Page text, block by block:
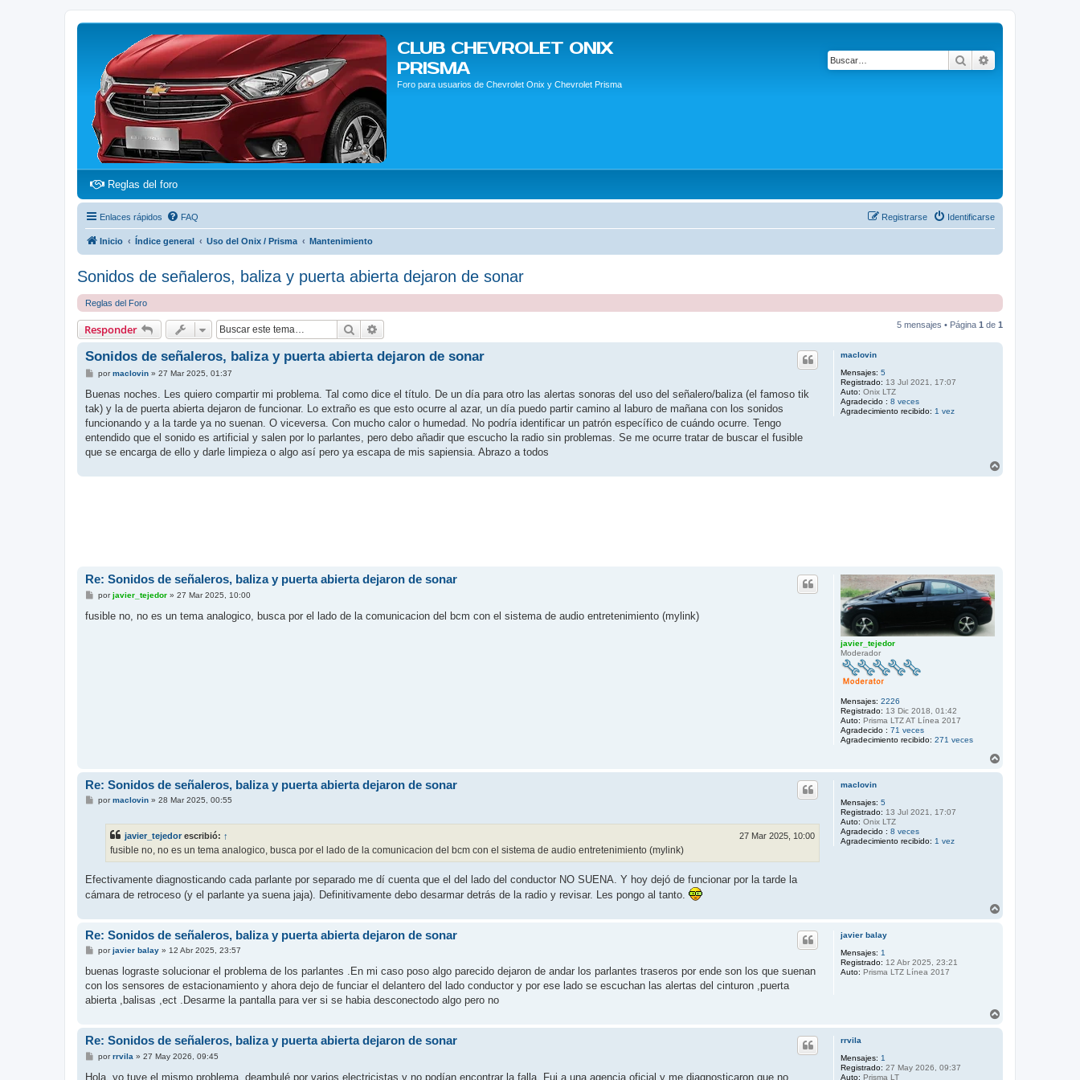
CLUB CHEVROLET ONIX
PRISMA
Foro para usuarios de Chevrolet Onix y Chevrolet Prisma
Buscar
Reglas del foro(Opens a new tab)
Enlaces rápidos FAQ Identificarse
Registrarse
Inicio Índice general Uso del Onix / Prisma Mantenimiento
Sonidos de señaleros, baliza y puerta abierta dejaron de sonar
Reglas del Foro
Responder Buscar 5 mensajes • Página 1 de 1
maclovin
Mensajes: 5
Registrado: 13 Jul 2021, 17:07
Auto: Onix LTZ
Agradecido : 8 veces
Agradecimiento recibido: 1 vez
Sonidos de señaleros, baliza y puerta abierta dejaron de sonar
M
n
a
j
pormaclovin» 27 Mar 2025, 01:37
Buenas noches. Les quiero compartir mi problema. Tal como dice el título. De un día para otro las alertas sonoras del uso del señalero/baliza (el famoso tik
tak) y la de puerta abierta dejaron de funcionar. Lo extraño es que esto ocurre al azar, un día puedo partir camino al laburo de mañana con los sonidos
funcionando y a la tarde ya no suenan. O viceversa. Con mucho calor o humedad. No podría identificar un patrón específico de cuándo ocurre. Tengo
entendido que el sonido es artificial y salen por lo parlantes, pero debo añadir que escucho la radio sin problemas. Se me ocurre tratar de buscar el fusible
que se encarga de ello y darle limpieza o algo así pero ya escapa de mis sapiensia. Abrazo a todos
javier_tejedor
Moderador
Mensajes: 2226
Registrado: 13 Dic 2018, 01:42
Auto: Prisma LTZ AT Línea 2017
Agradecido : 71 veces
Agradecimiento recibido: 271 veces
Re: Sonidos de señaleros, baliza y puerta abierta dejaron de sonar
M
n
porjavier_tejedor» 27 Mar 2025, 10:00
fusible no, no es un tema analogico, busca por el lado de la comunicacion del bcm con el sistema de audio entretenimiento (mylink)
maclovin
Mensajes: 5
Registrado: 13 Jul 2021, 17:07
Auto: Onix LTZ
Agradecido : 8 veces
Agradecimiento recibido: 1 vez
Re: Sonidos de señaleros, baliza y puerta abierta dejaron de sonar
Mpormaclovin» 28 Mar 2025, 00:55
javier_tejedor escribió: ↑ 27 Mar 2025, 10:00
fusible no, no es un tema analogico, busca por el lado de la comunicacion del bcm con el sistema de audio entretenimiento (mylink)
Efectivamente diagnosticando cada parlante por separado me dí cuenta que el del lado del conductor NO SUENA. Y hoy dejó de funcionar por la tarde la
cámara de retroceso (y el parlante ya suena jaja). Definitivamente debo desarmar detrás de la radio y revisar. Les pongo al tanto.
javier balay
Mensajes: 1
Registrado: 12 Abr 2025, 23:21
Auto: Prisma LTZ Línea 2017
Re: Sonidos de señaleros, baliza y puerta abierta dejaron de sonar
M
n
a
j
porjavier balay» 12 Abr 2025, 23:57
buenas lograste solucionar el problema de los parlantes .En mi caso poso algo parecido dejaron de andar los parlantes traseros por ende son los que suenan
con los sensores de estacionamiento y ahora dejo de funciar el delantero del lado conductor y por ese lado se escuchan las alertas del cinturon ,puerta
abierta ,balisas ,ect .Desarme la pantalla para ver si se habia desconectodo algo pero no
rrvila
Mensajes: 1
Registrado: 27 May 2026, 09:37
Auto: Prisma LT
Re: Sonidos de señaleros, baliza y puerta abierta dejaron de sonar
M
n
porrrvila » 27 May 2026, 09:45
Hola, yo tuve el mismo problema, deambulé por varios electricistas y no podían encontrar la falla. Fui a una agencia oficial y me diagnosticaron que no